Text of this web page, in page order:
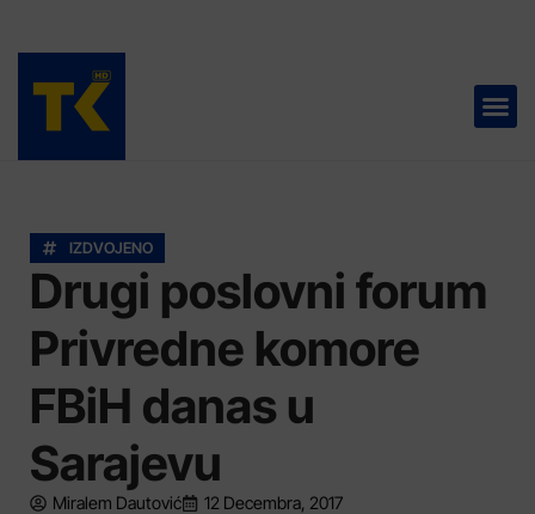
IZDVOJENO
Drugi poslovni forum
Privredne komore
FBiH danas u
Sarajevu
Miralem Dautović 12 Decembra, 2017